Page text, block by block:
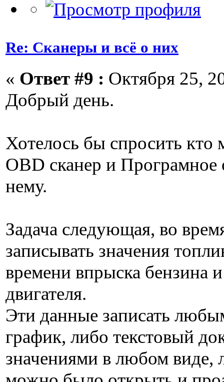
Re: Сканеры и всё о них
« Ответ #9 : Октября 25,
Добрый день.
Хотелось бы спросить кто
OBD сканер и Програмное
нему.
Задача следующая, во
записывать значения
времени впрыска бензина
двигателя.
Эти данные записать
график, либо текстовый
значениями в любом